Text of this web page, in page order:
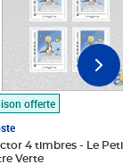
offerte
4 timbres - Le Petit
Verte